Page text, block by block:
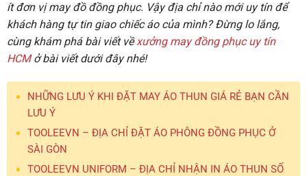
ít đơn vị may đồ đồng phục. Vậy địa chỉ nào mới uy tín để
khách hàng tự tin giao chiếc áo của mình? Đừng lo lắng,
cùng khám phá bài viết vềxưởng may đồng phục uy tín
HCMở bài viết dưới đây nhé!
NHỮNG LƯU Ý KHI ĐẶT MAY ÁO THUN GIÁ RẺ BẠN CẦN
LƯU Ý
TOOLEEVN – ĐỊA CHỈ ĐẶT ÁO PHÔNG ĐỒNG PHỤC Ở
SÀI GÒN
TOOLEEVN UNIFORM – ĐỊA CHỈ NHẬN IN ÁO THUN SỐ